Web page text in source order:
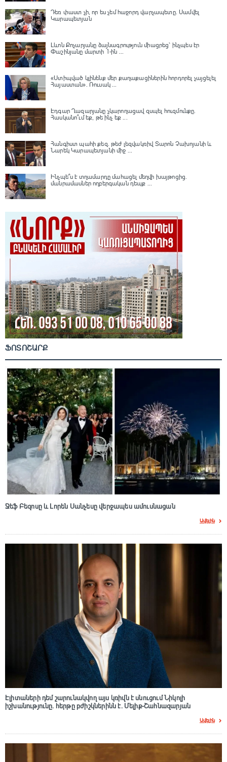
Դեռ փաստ չի, որ ես չեմ հաջորդ վարչապետը․ Սամվել
Կարապետյան
Լևոն Քոչարյանը ձայնագրություն միացրեց՝ ինչպես էր
Փաշինյանը մարտի 1-ին ...
«Ստիպված կլինենք մեր քաղաքացիներին հորդորել չայցելել
Հայաստան»․ Ռուսակ ...
Էդգար Ղազարյանը չկարողացավ զսպել հուզմունքը.
Հասկանո՞ւմ եք, թե ինչ եք ...
Հանգիստ պահի քեզ. թեժ լեզվակռիվ Տարոն Չախոյանի և
Նարեկ Կարապետյանի միջ ...
Ինչպե՞ս է տղամարդը մահացել մեղվի խայթոցից.
մանրամասներ ողբերգական դեպք ...
ՖՈՏՈՇԱՐՔ
Ջեֆ Բեզոսը և Լորեն Սանչեսը վերջապես ամուսնացան
Ավելին
Էլիտաների դեմ շարունակվող այս կռիվն է սնուցում Նիկոլի
իշխանությունը. հերթը բժիշկներինն է. Մելիք-Շահնազարյան
Ավելին